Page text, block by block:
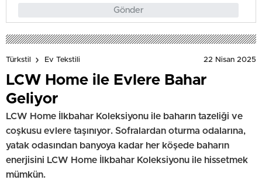
Gönder
Türkstil Ev Tekstili 22 Nisan 2025
LCW Home ile Evlere Bahar
Geliyor
LCW Home İlkbahar Koleksiyonu ile baharın tazeliği ve
coşkusu evlere taşınıyor. Sofralardan oturma odalarına,
yatak odasından banyoya kadar her köşede baharın
enerjisini LCW Home İlkbahar Koleksiyonu ile hissetmek
mümkün.